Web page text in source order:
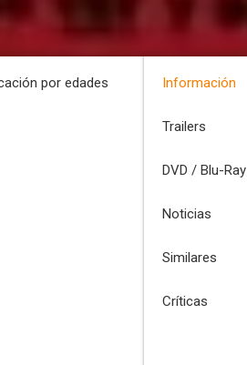
por edades Información
Trailers
DVD / Blu-Ray
Noticias
Similares
Críticas